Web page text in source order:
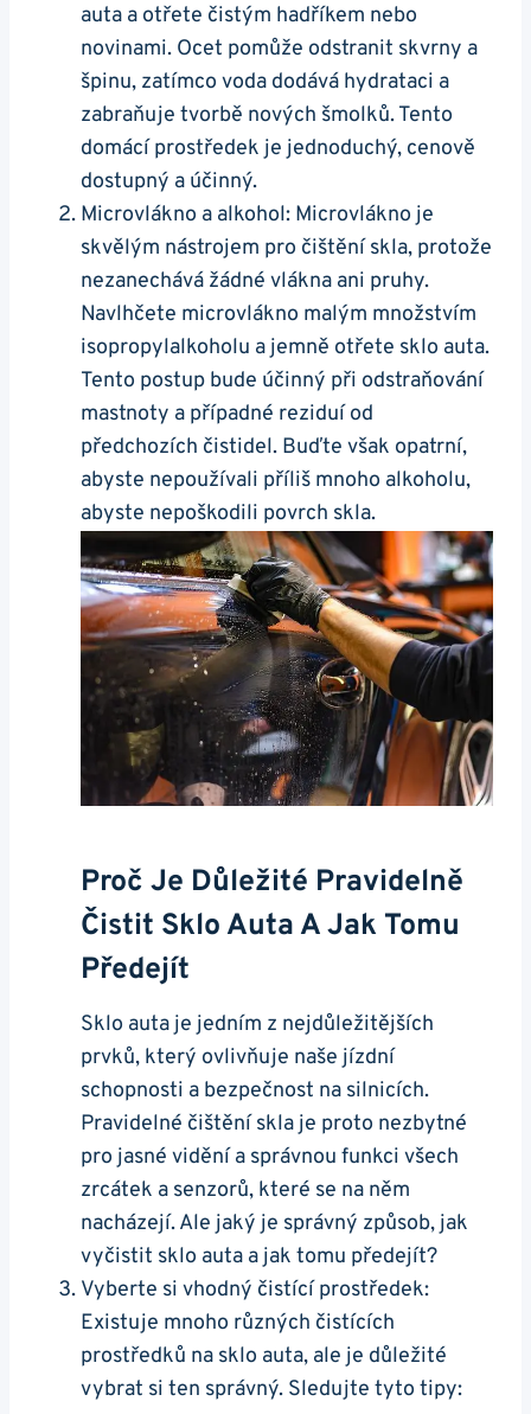
auta a otřete čistým hadříkem nebo
novinami. Ocet pomůže odstranit ⁣skvrny a‌
špinu, zatímco voda⁢ dodává hydrataci a
zabraňuje⁤ tvorbě nových šmolků. Tento
domácí prostředek je jednoduchý,⁤ cenově
dostupný a účinný.
Microvlákno a alkohol:⁤ Microvlákno je
skvělým ​nástrojem pro čištění skla, protože‍
nezanechává žádné vlákna ani pruhy.
Navlhčete microvlákno malým množstvím
isopropylalkoholu a jemně otřete sklo auta.
Tento postup ⁢bude ​účinný při odstraňování
mastnoty a případné reziduí ⁢od⁢
předchozích čistidel. Buďte však opatrní,
abyste nepoužívali příliš mnoho alkoholu,
abyste nepoškodili povrch skla.
Proč Je ⁣důležité Pravidelně
Čistit Sklo Auta A Jak Tomu
Předejít
Sklo auta je jedním z nejdůležitějších
prvků, který ovlivňuje naše jízdní
schopnosti​ a bezpečnost​ na silnicích.⁣
Pravidelné čištění skla je proto nezbytné ​
pro jasné vidění a ‍správnou ​funkci všech​
zrcátek a senzorů, které se na něm
‌nacházejí.⁣ Ale jaký‍ je ‌správný ⁤způsob, jak
vyčistit sklo auta a⁤ jak tomu předejít?
Vyberte ⁤si vhodný ⁤čistící prostředek:
Existuje mnoho různých ⁢čistících
prostředků na sklo auta, ale je důležité
vybrat si ten správný.​ Sledujte tyto tipy: